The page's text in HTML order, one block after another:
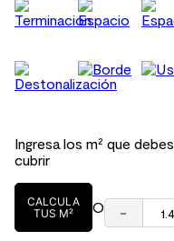
Ingresa los m² que debes
cubrir
CALCULA
TUS M²
O －